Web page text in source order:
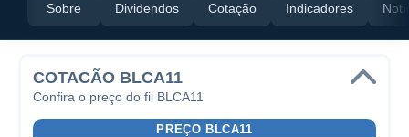
Sobre Dividendos Cotação Indicadores
COTACÃO BLCA11
Confira o preço do fii BLCA11
PREÇO BLCA11